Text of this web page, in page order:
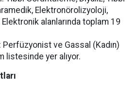
Elektronörolizyoloji,
alanlarında toplam 19
Perfüzyonist ve Gassal (Kadın)
listesinde yer alıyor.